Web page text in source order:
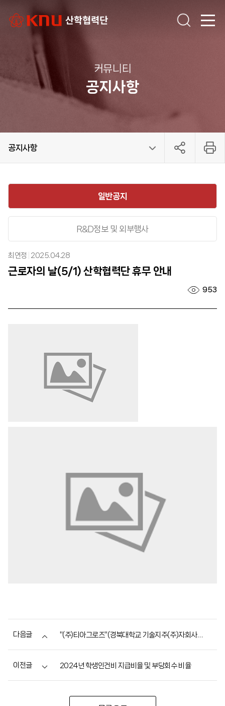
커뮤니티
공지사항
공지사항
기관소개
단장인사말
설립목적 및 연혁
조직도 및 담당업무
위원회
찾아오시는길
학술연구지원
교수 국내학술대회 참석 교통비 지원
국제학술대회 참가경비 지원
학술대회 개최경비 지원
국제학술연구논문 교정
학술지 논문게재료 지원
대학원생 국제학술대회 참가경비 지원
대학원생 국내학술대회 참가교통비 지원
연구소 현황
연구소 설립
학술지 검색
연구관리
연구가이드
과제공모
연구비 감사
간접비 계산
커뮤니티
공지사항
채용안내
규정 및 지침
예결산공고
자료실
문의사항
성과/홍보
교육
교육 영상
교육 안내
관련 부처(참여기관)별 시스템 교육
일반공지
R&D정보 및 외부행사
최연정 2025.04.28
근로자의 날(5/1) 산학협력단 휴무 안내
953
다음글 "(주)티아그로즈"(경북대학교 기술지주(주)자회사) 교내 매장 오픈 안내
이전글 2024년 학생인건비 지급비율 및 부당회수 비율